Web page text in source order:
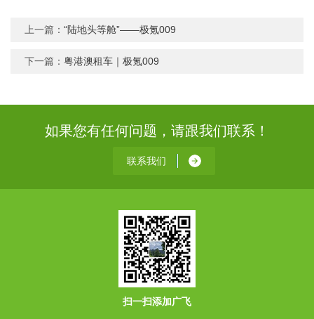
上一篇：“陆地头等舱”——极氪009
下一篇：粤港澳租车｜极氪009
如果您有任何问题，请跟我们联系！
联系我们
扫一扫添加广飞